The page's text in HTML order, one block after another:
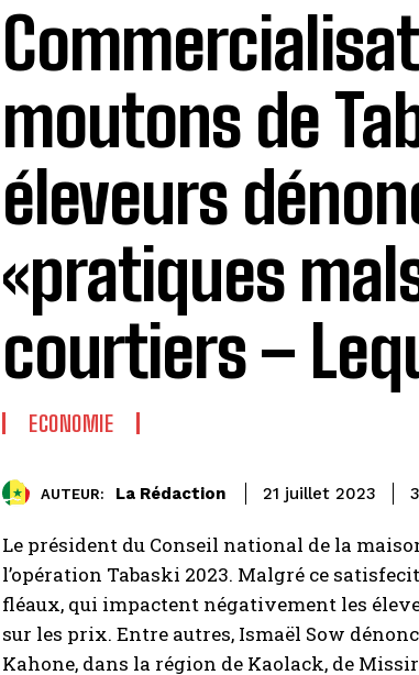
moutons de
éleveurs
«pratiques
courtiers –
ECONOMIE
AUTEUR: La Rédaction 21 juillet 2023 3
Le président du Conseil national de la
l’opération Tabaski 2023. Malgré ce
fléaux, qui impactent négativement les
sur les prix. Entre autres, Ismaël Sow
Kahone, dans la région de Kaolack, de